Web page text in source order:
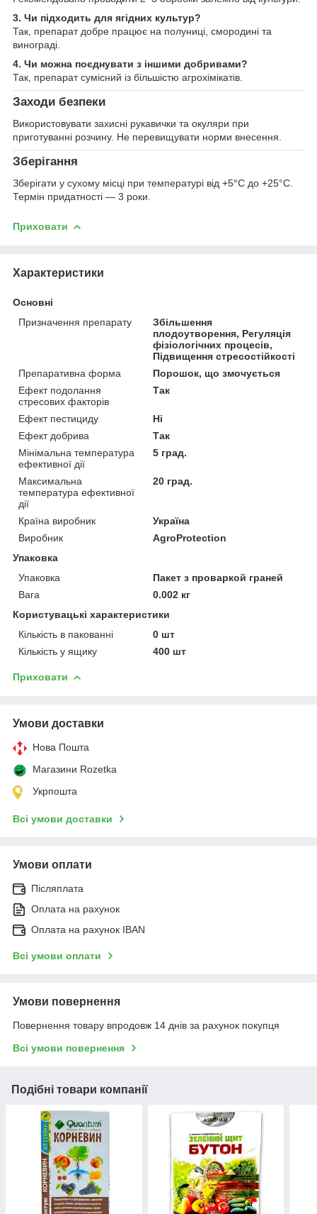
3. Чи підходить для ягідних культур?
Так, препарат добре працює на полуниці, смородині та
винограді.
4. Чи можна поєднувати з іншими добривами?
Так, препарат сумісний із більшістю агрохімікатів.
Заходи безпеки
Використовувати захисні рукавички та окуляри при
приготуванні розчину. Не перевищувати норми внесення.
Зберігання
Зберігати у сухому місці при температурі від +5°C до +25°C.
Термін придатності — 3 роки.
Приховати
Характеристики
Основні
Призначення препарату
Збільшення
плодоутворення, Регуляція
фізіологічних процесів,
Підвищення стресостійкості
Препаративна форма
Порошок, що змочується
Ефект подолання
стресових факторів
Так
Ефект пестициду
Ні
Ефект добрива
Так
Мінімальна температура
ефективної дії
5 град.
Максимальна
температура ефективної
дії
20 град.
Країна виробник
Україна
Виробник
AgroProtection
Упаковка
Упаковка
Пакет з проваркой граней
Вага
0.002 кг
Користувацькі характеристики
Кількість в пакованні
0 шт
Кількість у ящику
400 шт
Приховати
Умови доставки
Нова Пошта
Магазини Rozetka
Укрпошта
Всі умови доставки
Умови оплати
Післяплата
Оплата на рахунок
Оплата на рахунок IBAN
Всі умови оплати
Умови повернення
Повернення товару впродовж 14 днів за рахунок покупця
Всі умови повернення
Подібні товари компанії